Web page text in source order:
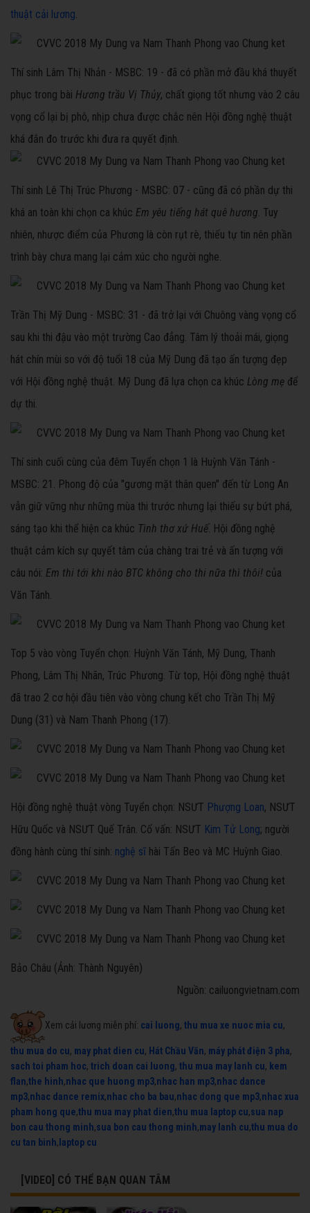
thuật cải lương.
Thí sinh Lâm Thị Nhản - MSBC: 19 - đã có phần mở đầu khá thuyết
phục trong bài Hương trầu Vị Thủy, chất giọng tốt nhưng vào 2 câu
vọng cổ lại bị phô, nhịp chưa được chắc nên Hội đồng nghệ thuật
khá đắn đo trước khi đưa ra quyết định.
Thí sinh Lê Thị Trúc Phương - MSBC: 07 - cũng đã có phần dự thi
khá an toàn khi chọn ca khúc Em yêu tiếng hát quê hương. Tuy
nhiên, nhược điểm của Phương là còn rụt rè, thiếu tự tin nên phần
trình bày chưa mang lại cảm xúc cho người nghe.
Trần Thị Mỹ Dung - MSBC: 31 - đã trở lại với Chuông vàng vọng cổ
sau khi thi đậu vào một trường Cao đẳng. Tâm lý thoải mái, giọng
hát chín mùi so với độ tuổi 18 của Mỹ Dung đã tạo ấn tượng đẹp
với Hội đồng nghệ thuật. Mỹ Dung đã lựa chọn ca khúc Lòng mẹ để
dự thi.
Thí sinh cuối cùng của đêm Tuyển chọn 1 là Huỳnh Văn Tánh -
MSBC: 21. Phong độ của "gương mặt thân quen" đến từ Long An
vẫn giữ vững như những mùa thi trước nhưng lại thiếu sự bứt phá,
sáng tạo khi thể hiện ca khúc Tình thơ xứ Huế. Hội đồng nghệ
thuật cảm kích sự quyết tâm của chàng trai trẻ và ấn tượng với
câu nói: Em thi tới khi nào BTC không cho thi nữa thì thôi! của
Văn Tánh.
Top 5 vào vòng Tuyển chọn: Huỳnh Văn Tánh, Mỹ Dung, Thanh
Phong, Lâm Thị Nhãn, Trúc Phương. Từ top, Hội đồng nghệ thuật
đã trao 2 cơ hội đầu tiên vào vòng chung kết cho Trần Thị Mỹ
Dung (31) và Nam Thanh Phong (17).
Hội đồng nghệ thuật vòng Tuyển chọn: NSƯT Phượng Loan, NSƯT
Hữu Quốc và NSƯT Quế Trân. Cố vấn: NSƯT Kim Tử Long; người
đồng hành cùng thí sinh: nghệ sĩ hài Tấn Beo và MC Huỳnh Giao.
Bảo Châu (Ảnh: Thành Nguyên)
Nguồn: cailuongvietnam.com
Xem cải lương miễn phí: cai luong, thu mua xe nuoc mia cu,
thu mua do cu, may phat dien cu, Hát Chầu Văn, máy phát điện 3 pha,
sach toi pham hoc, trich doan cai luong, thu mua may lanh cu, kem
flan,the hinh,nhac que huong mp3,nhac han mp3,nhac dance
mp3,nhac dance remix,nhac cho ba bau,nhac dong que mp3,nhac xua
pham hong que,thu mua may phat dien,thu mua laptop cu,sua nap
bon cau thong minh,sua bon cau thong minh,may lanh cu,thu mua do
cu tan binh, laptop cu
[VIDEO] CÓ THỂ BẠN QUAN TÂM